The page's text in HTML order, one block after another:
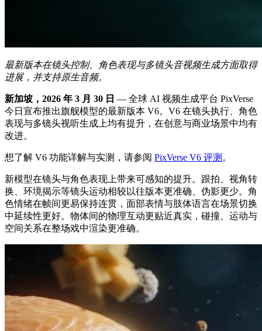
最新版本在镜头控制、角色表现与多镜头音视频生成方面取得
进展，并支持原生音频。
新加坡，2026 年 3 月 30 日 — 全球 AI 视频生成平台 PixVerse
今日宣布推出旗舰模型的最新版本 V6。V6 在镜头执行、角色
表现与多镜头视听生成上均有提升，在创意与商业场景中均有
改进。
想了解 V6 功能详解与实测，请参阅 PixVerse V6 评测 。
新模型在镜头与角色表现上带来可感知的提升。跟拍、视角转
换、环境揭示等镜头运动相较以往版本更准确、伪影更少。角
色情绪在帧间更易保持连贯，面部表情与肢体语言在场景切换
中延续性更好。物体间的物理互动更贴近真实，碰撞、运动与
空间关系在整场戏中渲染更准确。